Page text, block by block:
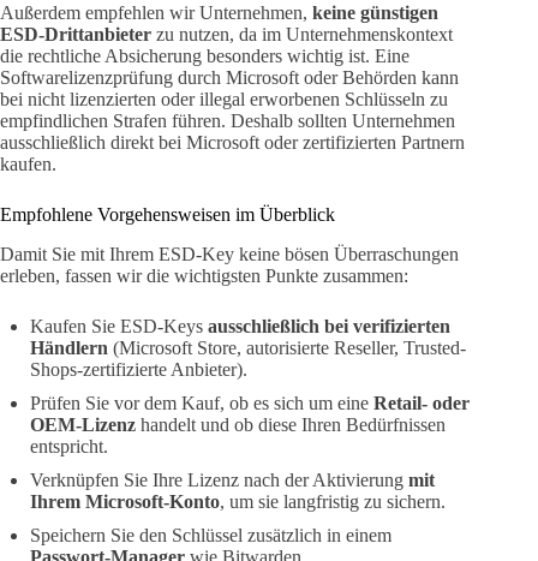
Außerdem empfehlen wir Unternehmen, keine günstigen
ESD-Drittanbieter zu nutzen, da im Unternehmenskontext
die rechtliche Absicherung besonders wichtig ist. Eine
Softwarelizenzprüfung durch Microsoft oder Behörden kann
bei nicht lizenzierten oder illegal erworbenen Schlüsseln zu
empfindlichen Strafen führen. Deshalb sollten Unternehmen
ausschließlich direkt bei Microsoft oder zertifizierten Partnern
kaufen.
Empfohlene Vorgehensweisen im Überblick
Damit Sie mit Ihrem ESD-Key keine bösen Überraschungen
erleben, fassen wir die wichtigsten Punkte zusammen:
Kaufen Sie ESD-Keys ausschließlich bei verifizierten
Händlern (Microsoft Store, autorisierte Reseller, Trusted-
Shops-zertifizierte Anbieter).
Prüfen Sie vor dem Kauf, ob es sich um eine Retail- oder
OEM-Lizenz handelt und ob diese Ihren Bedürfnissen
entspricht.
Verknüpfen Sie Ihre Lizenz nach der Aktivierung mit
Ihrem Microsoft-Konto, um sie langfristig zu sichern.
Speichern Sie den Schlüssel zusätzlich in einem
Passwort-Manager wie Bitwarden.